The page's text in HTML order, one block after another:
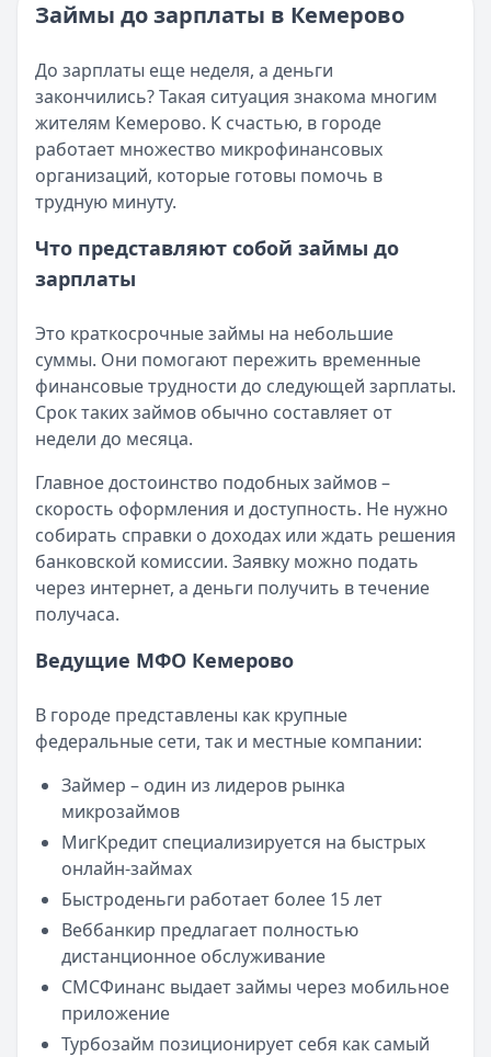
Категория:МФО и микрозаймы
Все статьи
Возврат переплаты в «Займере»: актуальная
Опубликовано:5 декабря 2025 г.
Категория:МФО
Читать новость
Срочный микрозайм 15 000 ₽ на карту: свежая
Кратко:Нужны 15 000 рублей на карту прямо сегодня?
Опубликовано:5 декабря 2025 г.
Читать новость
Рекордный рост доли клиентов МФО с iPhone: что
Опубликовано:5 декабря 2025 г.
Категория: МФО
Читать новость
57 сервисов микрозаймов через Госуслуги: где
Кратко:Авторизация через Госуслуги ускоряет
Категория:МФО
Читать новость
Смс о «одобренном займе» от Bigmani Ru: как
Кратко:Пришло СМС об одобрении займа от Bigmani
Опубликовано:23 ноября 2025 г.
Категория:МФО
Читать новость
Все новости
Займы до зарплаты в Кемерово
До зарплаты еще неделя, а деньги
закончились? Такая ситуация знакома многим
жителям Кемерово. К счастью, в городе
работает множество микрофинансовых
организаций, которые готовы помочь в
трудную минуту.
Что представляют собой займы до
зарплаты
Это краткосрочные займы на небольшие
суммы. Они помогают пережить временные
финансовые трудности до следующей зарплаты.
Срок таких займов обычно составляет от
недели до месяца.
Главное достоинство подобных займов –
скорость оформления и доступность. Не нужно
собирать справки о доходах или ждать решения
банковской комиссии. Заявку можно подать
через интернет, а деньги получить в течение
получаса.
Ведущие МФО Кемерово
В городе представлены как крупные
федеральные сети, так и местные компании:
Займер – один из лидеров рынка
микрозаймов
МигКредит специализируется на быстрых
онлайн-займах
Быстроденьги работает более 15 лет
Веббанкир предлагает полностью
дистанционное обслуживание
СМСФинанс выдает займы через мобильное
приложение
Турбозайм позиционирует себя как самый